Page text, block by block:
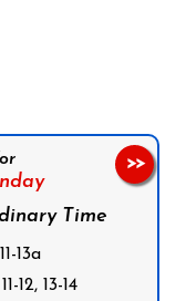
Time
13a
12, 13-14
>>